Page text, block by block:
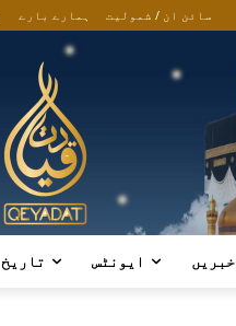
سائن ان / شمولیت ہمارے بارے
خبریں ایونٹس تاریخ